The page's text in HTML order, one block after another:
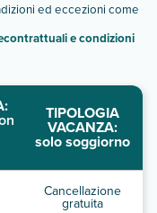
ed eccezioni come
e condizioni
TIPOLOGIA
VACANZA:
solo soggiorno
Cancellazione
gratuita